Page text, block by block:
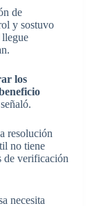
de
y sostuvo
llegue
los
resolución
no tiene
de verificación
necesita